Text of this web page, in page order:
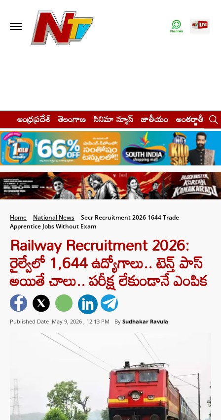
ఆంధ్రప్రదేశ్ తెలంగాణ సినిమా న్యూస్ జాతీయం అంతర్జాతీయం
Home National News
Secr Recruitment 2026 1644 Trade
Apprentice Jobs Without Exam
Railway Recruitment 2026:
రైల్వేలో 1,644 ఉద్యోగాలు.. టెన్త్ పాస్
అయితే చాలు.. పరీక్ష లేకుండానే ఎంపిక
Published Date :May 9, 2026 , 12:13 PM By Sudhakar Ravula